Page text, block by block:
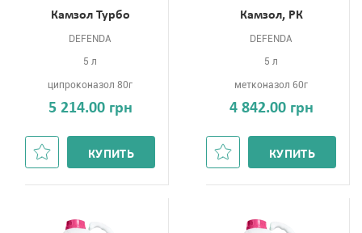
Камзол Турбо
DEFENDA
5 л
ципроконазол 80г
5 214.00 грн
КУПИТЬ
Камзол, РК
DEFENDA
5 л
метконазол 60г
4 842.00 грн
КУПИТЬ